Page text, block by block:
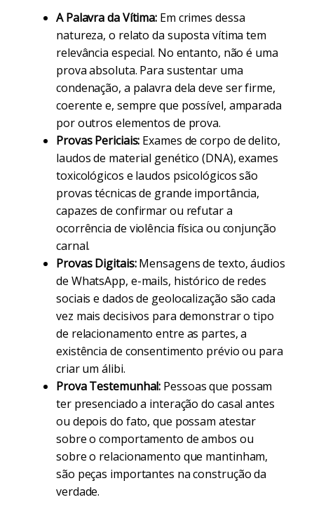
A Palavra da Vítima: Em crimes dessa
natureza, o relato da suposta vítima tem
relevância especial. No entanto, não é uma
prova absoluta. Para sustentar uma
condenação, a palavra dela deve ser firme,
coerente e, sempre que possível, amparada
por outros elementos de prova.
Provas Periciais: Exames de corpo de delito,
laudos de material genético (DNA), exames
toxicológicos e laudos psicológicos são
provas técnicas de grande importância,
capazes de confirmar ou refutar a
ocorrência de violência física ou conjunção
carnal.
Provas Digitais:Mensagens de texto, áudios
de WhatsApp, e-mails, histórico de redes
sociais e dados de geolocalização são cada
vez mais decisivos para demonstrar o tipo
de relacionamento entre as partes, a
existência de consentimento prévio ou para
criar um álibi.
Prova Testemunhal: Pessoas que possam
ter presenciado a interação do casal antes
ou depois do fato, que possam atestar
sobre o comportamento de ambos ou
sobre o relacionamento que mantinham,
são peças importantes na construção da
verdade.